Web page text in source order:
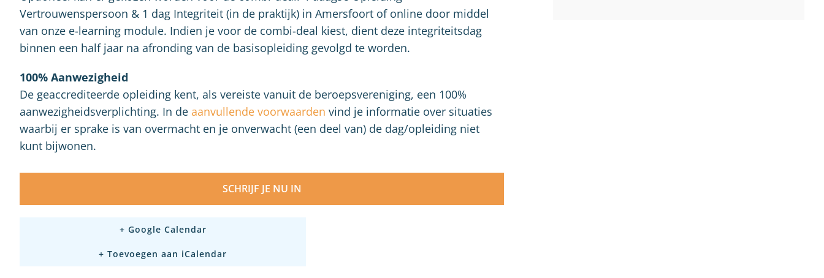
Vertrouwenspersoon & 1 dag Integriteit (in de praktijk) in Amersfoort of online door middel
van onze e-learning module. Indien je voor de combi-deal kiest, dient deze integriteitsdag
binnen een half jaar na afronding van de basisopleiding gevolgd te worden.
100% Aanwezigheid
De geaccrediteerde opleiding kent, als vereiste vanuit de beroepsvereniging, een 100%
aanwezigheidsverplichting. In de aanvullende voorwaarden vind je informatie over situaties
waarbij er sprake is van overmacht en je onverwacht (een deel van) de dag/opleiding niet
kunt bijwonen.
SCHRIJF JE NU IN
+ Google Calendar
+ Toevoegen aan iCalendar